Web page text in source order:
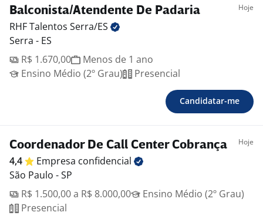
Balconista/Atendente De Padaria Hoje
RHF Talentos Serra/ES
Serra - ES
R$ 1.670,00
Menos de 1 ano
Ensino Médio (2º Grau)
Presencial
Candidatar-me
Coordenador De Call Center Cobrança Hoje
4,4 Empresa confidencial
São Paulo - SP
R$ 1.500,00 a R$ 8.000,00
Ensino Médio (2º Grau)
Presencial